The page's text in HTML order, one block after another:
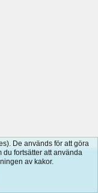
De används för att göra
du fortsätter att använda
av kakor.